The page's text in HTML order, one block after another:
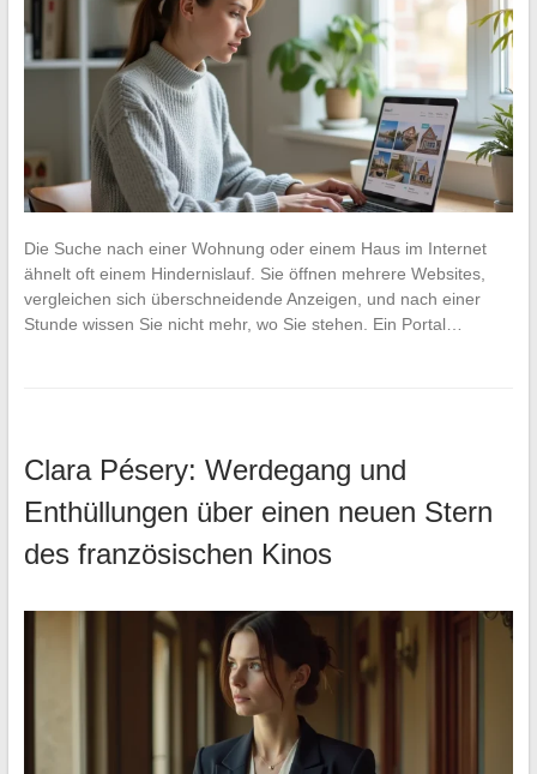
Die Suche nach einer Wohnung oder einem Haus im Internet
ähnelt oft einem Hindernislauf. Sie öffnen mehrere Websites,
vergleichen sich überschneidende Anzeigen, und nach einer
Stunde wissen Sie nicht mehr, wo Sie stehen. Ein Portal…
Clara Pésery: Werdegang und
Enthüllungen über einen neuen Stern
des französischen Kinos